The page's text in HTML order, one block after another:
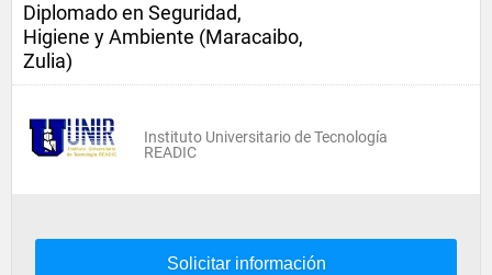
Diplomado en Seguridad,
Higiene y Ambiente (Maracaibo,
Zulia)
Instituto Universitario de Tecnología
READIC
Solicitar información